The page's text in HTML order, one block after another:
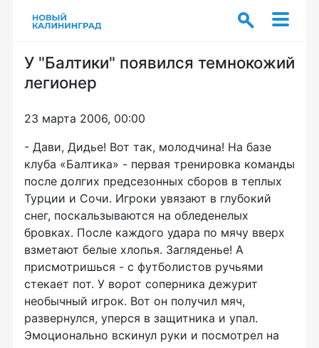
У "Балтики" появился темнокожий
легионер
23 марта 2006, 00:00
- Дави, Дидье! Вот так, молодчина! На базе
клуба «Балтика» - первая тренировка команды
после долгих предсезонных сборов в теплых
Турции и Сочи. Игроки увязают в глубокий
снег, поскальзываются на обледенелых
бровках. После каждого удара по мячу вверх
взметают белые хлопья. Загляденье! А
присмотришься - с футболистов ручьями
стекает пот. У ворот соперника дежурит
необычный игрок. Вот он получил мяч,
развернулся, уперся в защитника и упал.
Эмоционально вскинул руки и посмотрел на